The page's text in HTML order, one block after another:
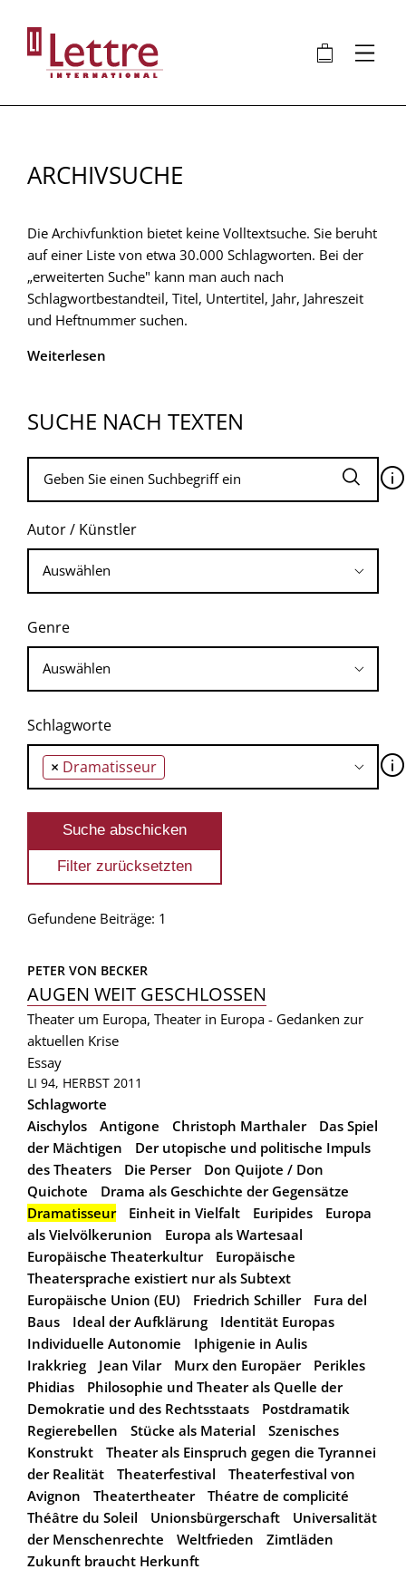
Inhalt
🛍 ⋮
ARCHIVSUCHE
Die Archivfunktion bietet keine Volltextsuche. Sie beruht
auf einer Liste von etwa 30.000 Schlagworten. Bei der
„erweiterten Suche" kann man auch nach
Schlagwortbestandteil, Titel, Untertitel, Jahr, Jahreszeit
und Heftnummer suchen.
Weiterlesen
SUCHE NACH TEXTEN
🛈
Autor / Künstler
Genre
Schlagworte
× Dramatisseur 🛈
Gefundene Beiträge: 1
PETER VON BECKER
AUGEN WEIT GESCHLOSSEN
Theater um Europa, Theater in Europa - Gedanken zur
aktuellen Krise
Essay
LI 94, HERBST 2011
Schlagworte
Aischylos
Antigone Christoph Marthaler
Das Spiel
der Mächtigen
Der utopische und politische Impuls
des Theaters
Die Perser
Don Quijote / Don
Quichote
Drama als Geschichte der Gegensätze
Dramatisseur
Einheit in Vielfalt Euripides
Europa
als Vielvölkerunion
Europa als Wartesaal
Europäische Theaterkultur
Europäische
Theatersprache existiert nur als Subtext
Europäische Union (EU)
Friedrich Schiller
Fura del
Baus
Ideal der Aufklärung
Identität Europas
Individuelle Autonomie
Iphigenie in Aulis
Irakkrieg
Jean Vilar Murx den Europäer
Perikles
Phidias
Philosophie und Theater als Quelle der
Demokratie und des Rechtsstaats
Postdramatik
Regierebellen
Stücke als Material
Szenisches
Konstrukt
Theater als Einspruch gegen die Tyrannei
der Realität
Theaterfestival
Theaterfestival von
Avignon
Theatertheater
Théatre de complicité
Théâtre du Soleil
Unionsbürgerschaft
Universalität
der Menschenrechte
Weltfrieden
Zimtläden
Zukunft braucht Herkunft